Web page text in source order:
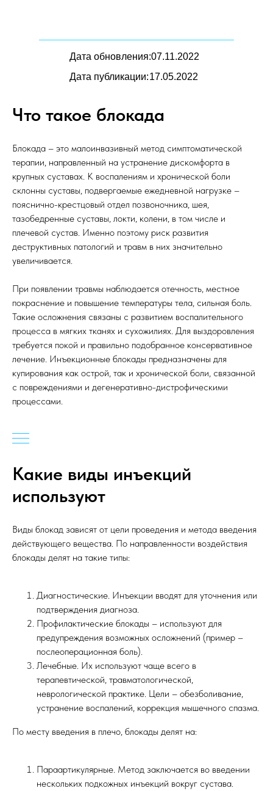
Дата обновления:
Дата публикации:
07.11.2022
17.05.2022
Что такое блокада
Блокада – это малоинвазивный метод симптоматической
терапии, направленный на устранение дискомфорта в
крупных суставах. К воспалениям и хронической боли
склонны суставы, подвергаемые ежедневной нагрузке –
пояснично-крестцовый отдел позвоночника, шея,
тазобедренные суставы, локти, колени, в том числе и
плечевой сустав. Именно поэтому риск развития
деструктивных патологий и травм в них значительно
увеличивается.
При появлении травмы наблюдается отечность, местное
покраснение и повышение температуры тела, сильная боль.
Такие осложнения связаны с развитием воспалительного
процесса в мягких тканях и сухожилиях. Для выздоровления
требуется покой и правильно подобранное консервативное
лечение. Инъекционные блокады предназначены для
купирования как острой, так и хронической боли, связанной
с повреждениями и дегенеративно-дистрофическими
процессами.
Какие виды инъекций
используют
Виды блокад зависят от цели проведения и метода введения
действующего вещества. По направленности воздействия
блокады делят на такие типы:
Диагностические. Инъекции вводят для уточнения или
подтверждения диагноза.
Профилактические блокады – используют для
предупреждения возможных осложнений (пример –
послеоперационная боль).
Лечебные. Их используют чаще всего в
терапевтической, травматологической,
неврологической практике. Цели – обезболивание,
устранение воспалений, коррекция мышечного спазма.
По месту введения в плечо, блокады делят на:
Параартикулярные. Метод заключается во введении
нескольких подкожных инъекций вокруг сустава.